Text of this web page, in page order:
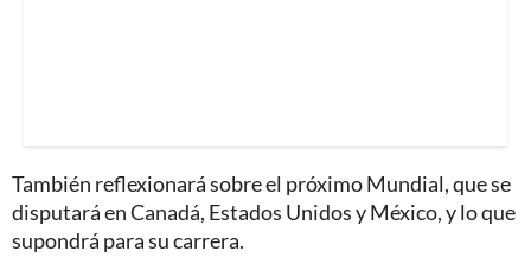
También reflexionará sobre el próximo Mundial, que se
disputará en Canadá, Estados Unidos y México, y lo que
supondrá para su carrera.